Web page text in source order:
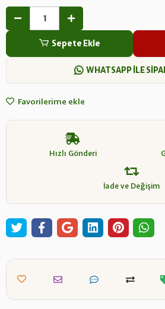
Sepete Ekle
WHATSAPP İLE
Favorilerime ekle
Hızlı Gönderi
İade ve Değişim